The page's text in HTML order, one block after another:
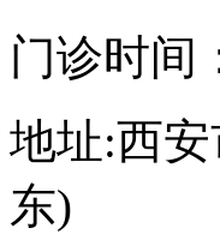
门诊时间
地址:西
东)